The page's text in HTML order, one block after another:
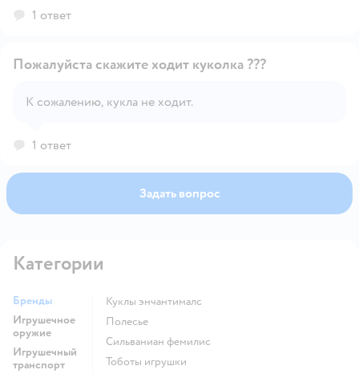
1 ответ
Открыть вопрос
Пожалуйста скажите ходит куколка ???
К сожалению, кукла не ходит.
1 ответ
Задать вопрос
Категории
Бренды
Игрушечное
оружие
Игрушечный
транспорт
Куклы энчантималс
Полесье
Сильваниан фемилис
Тоботы игрушки